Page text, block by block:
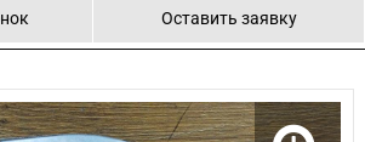
Оставить заявку